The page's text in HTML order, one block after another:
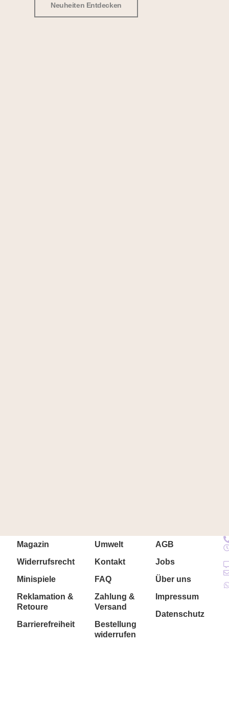
Neuheiten Entdecken
AGB
Jobs
Über uns
Impressum
Datenschutz
Umwelt
Kontakt
FAQ
Zahlung &
Versand
Bestellung
widerrufen
Magazin
Widerrufsrecht
Minispiele
Reklamation &
Retoure
Barrierefreiheit